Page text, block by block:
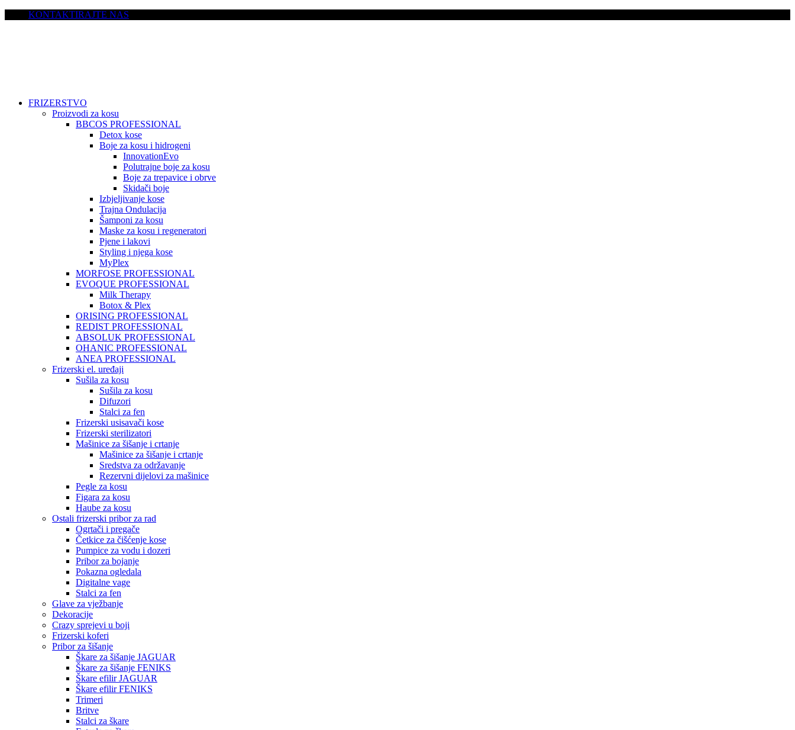
KONTAKTIRAJTE NAS
FRIZERSTVO
Proizvodi za kosu
BBCOS PROFESSIONAL
Detox kose
Boje za kosu i hidrogeni
InnovationEvo
Polutrajne boje za kosu
Boje za trepavice i obrve
Skidači boje
Izbjeljivanje kose
Trajna Ondulacija
Šamponi za kosu
Maske za kosu i regeneratori
Pjene i lakovi
Styling i njega kose
MyPlex
MORFOSE PROFESSIONAL
EVOQUE PROFESSIONAL
Milk Therapy
Botox & Plex
ORISING PROFESSIONAL
REDIST PROFESSIONAL
ABSOLUK PROFESSIONAL
OHANIC PROFESSIONAL
ANEA PROFESSIONAL
Frizerski el. uređaji
Sušila za kosu
Sušila za kosu
Difuzori
Stalci za fen
Frizerski usisavači kose
Frizerski sterilizatori
Mašinice za šišanje i crtanje
Mašinice za šišanje i crtanje
Sredstva za održavanje
Rezervni dijelovi za mašinice
Pegle za kosu
Figara za kosu
Haube za kosu
Ostali frizerski pribor za rad
Ogrtači i pregače
Četkice za čišćenje kose
Pumpice za vodu i dozeri
Pribor za bojanje
Pokazna ogledala
Digitalne vage
Stalci za fen
Glave za vježbanje
Dekoracije
Crazy sprejevi u boji
Frizerski koferi
Pribor za šišanje
Škare za šišanje JAGUAR
Škare za šišanje FENIKS
Škare efilir JAGUAR
Škare efilir FENIKS
Trimeri
Britve
Stalci za škare